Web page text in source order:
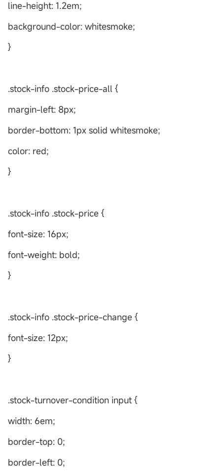
line-height: 1.2em;
background-color: whitesmoke;
}
.stock-info .stock-price-all {
margin-left: 8px;
border-bottom: 1px solid whitesmoke;
color: red;
}
.stock-info .stock-price {
font-size: 16px;
font-weight: bold;
}
.stock-info .stock-price-change {
font-size: 12px;
}
.stock-turnover-condition input {
width: 6em;
border-top: 0;
border-left: 0;